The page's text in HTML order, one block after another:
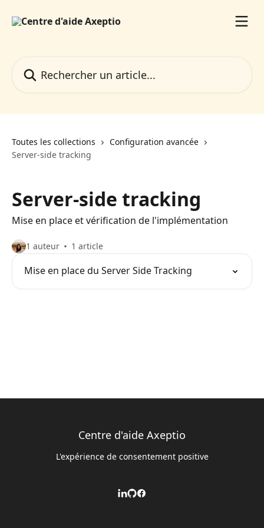
Toutes les collections
Configuration avancée
Server-side tracking
Server-side tracking
Mise en place et vérification de l'implémentation
1 auteur 1 article
Mise en place du Server Side Tracking
Centre d'aide Axeptio
L'expérience de consentement positive